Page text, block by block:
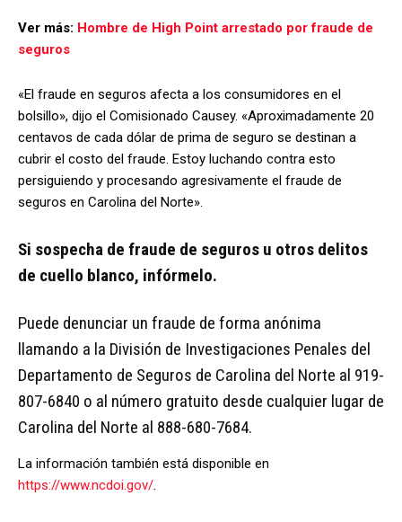
Ver más: Hombre de High Point arrestado por fraude de
seguros
«El fraude en seguros afecta a los consumidores en el
bolsillo», dijo el Comisionado Causey. «Aproximadamente 20
centavos de cada dólar de prima de seguro se destinan a
cubrir el costo del fraude. Estoy luchando contra esto
persiguiendo y procesando agresivamente el fraude de
seguros en Carolina del Norte».
Si sospecha de fraude de seguros u otros delitos
de cuello blanco, infórmelo.
Puede denunciar un fraude de forma anónima
llamando a la División de Investigaciones Penales del
Departamento de Seguros de Carolina del Norte al 919-
807-6840 o al número gratuito desde cualquier lugar de
Carolina del Norte al 888-680-7684.
La información también está disponible en
https://www.ncdoi.gov/.